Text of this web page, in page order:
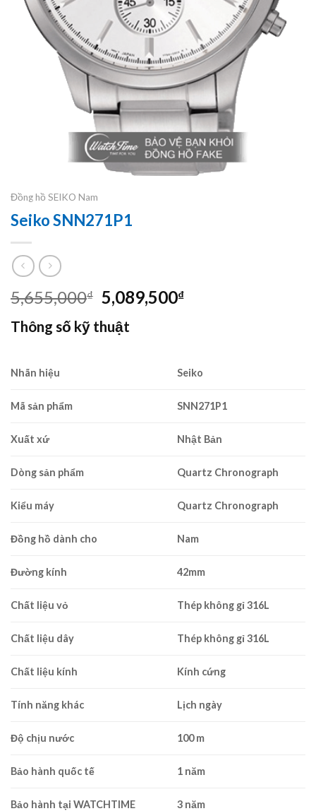
Đồng hồ SEIKO Nam
Seiko SNN271P1
5,655,000₫ Original
price
was:
5,089,500₫Current
Thông số kỹ thuật
Nhãn hiệu Seiko
Mã sản phẩm SNN271P1
Xuất xứ Nhật Bản
Dòng sản phẩm Quartz Chronograph
Kiểu máy Quartz Chronograph
Đồng hồ dành cho Nam
Đường kính 42mm
Chất liệu vỏ Thép không gỉ 316L
Chất liệu dây Thép không gỉ 316L
Chất liệu kính Kính cứng
Tính năng khác Lịch ngày
Độ chịu nước 100 m
Bảo hành quốc tế 1 năm
Bảo hành tại WATCHTIME 3 năm